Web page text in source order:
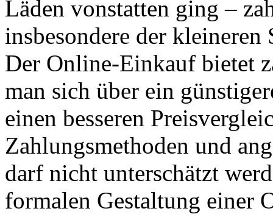
Läden vonstatten ging –
insbesondere der
Der Online-Einkauf bietet
man sich über ein
einen besseren
Zahlungsmethoden und
darf nicht unterschätzt
formalen Gestaltung einer